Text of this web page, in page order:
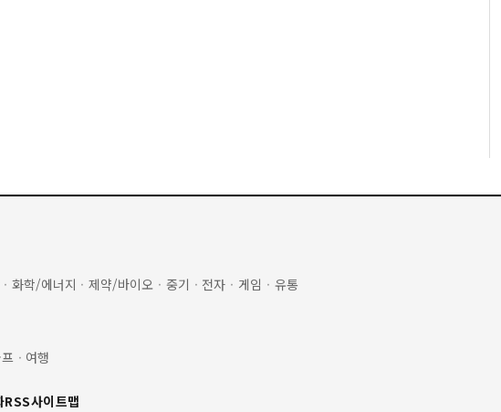
· 화학/에너지 · 제약/바이오 · 중기 · 전자 · 게임 · 유통
· 여행
RSS사이트맵